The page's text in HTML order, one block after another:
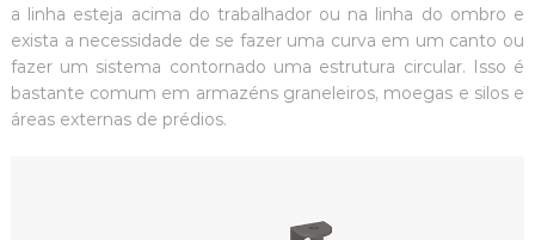
a linha esteja acima do trabalhador ou na linha do ombro e
exista a necessidade de se fazer uma curva em um canto ou
fazer um sistema contornado uma estrutura circular. Isso é
bastante comum em armazéns graneleiros, moegas e silos e
áreas externas de prédios.